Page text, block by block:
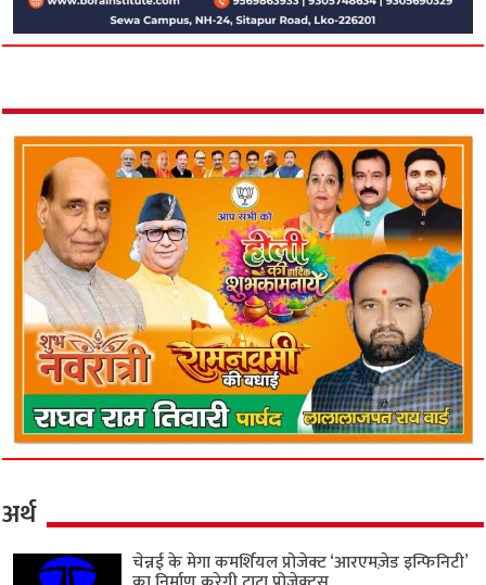
अर्थ
चेन्नई के मेगा कमर्शियल प्रोजेक्ट ‘आरएमज़ेड इन्फिनिटी’